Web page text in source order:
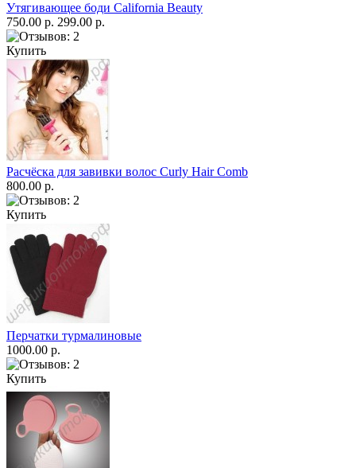
Утягивающее боди California Beauty
750.00 р. 299.00 р.
Купить
Расчёска для завивки волос Curly Hair Comb
800.00 р.
Купить
Перчатки турмалиновые
1000.00 р.
Купить